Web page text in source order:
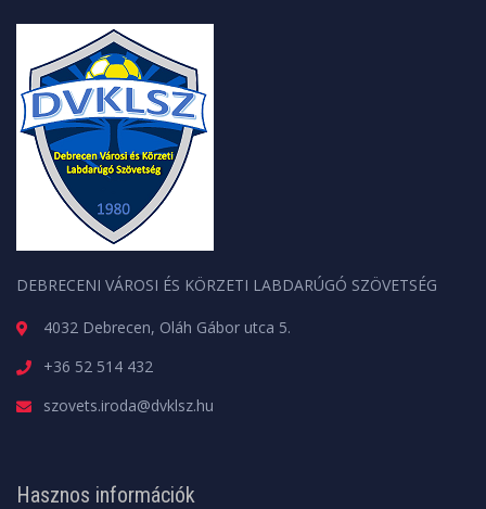
DEBRECENI VÁROSI ÉS KÖRZETI LABDARÚGÓ SZÖVETSÉG
4032 Debrecen, Oláh Gábor utca 5.
+36 52 514 432
szovets.iroda@dvklsz.hu
Hasznos információk